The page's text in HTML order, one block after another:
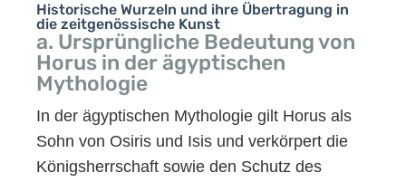
Historische Wurzeln und ihre Übertragung in
die zeitgenössische Kunst
a. Ursprüngliche Bedeutung von
Horus in der ägyptischen
Mythologie
In der ägyptischen Mythologie gilt Horus als
Sohn von Osiris und Isis und verkörpert die
Königsherrschaft sowie den Schutz des